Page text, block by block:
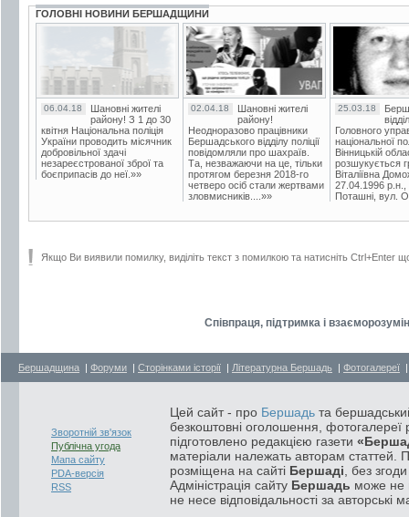
ГОЛОВНІ НОВИНИ БЕРШАДЩИНИ
06.04.18
Шановні жителі
району! З 1 до 30
квітня Національна поліція
України проводить місячник
добровільної здачі
незареєстрованої зброї та
боєприпасів до неї.»»
02.04.18
Шановні жителі
району!
Неодноразово працівники
Бершадського відділу поліції
повідомляли про шахраїв.
Та, незважаючи на це, тільки
протягом березня 2018-го
четверо осіб стали жертвами
зловмисників....»»
25.03.18
Головного
національної
Вінницькій
розшукується
Віталіївна
27.04.1996 р.н.,
Поташні, вул.
Якщо Ви виявили помилку, виділіть текст з помилкою та натисніть Ctrl+Enter
Співпраця, підтримка і
Бершадщина | Форуми | Сторінками історії | Літературна Бершадь | Фотогалереї
Зворотній зв'язок
Публічна угода
Мапа сайту
PDA-версія
RSS
Цей сайт - про Бершадь та
безкоштовні оголошення, фотогалереї
підготовлено редакцією газети
матеріали належать авторам статтей.
розміщена на сайті Бершаді , без
Адміністрація сайту Бершадь може не
не несе відповідальності за авторські